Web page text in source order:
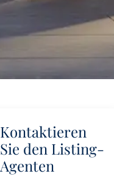
Kontaktieren
Sie den Listing-
Agenten